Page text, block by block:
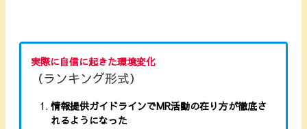
実際に自信に起きた環境変化
（ランキング形式）
情報提供ガイドラインでMR活動の在り方が徹底さ
れるようになった